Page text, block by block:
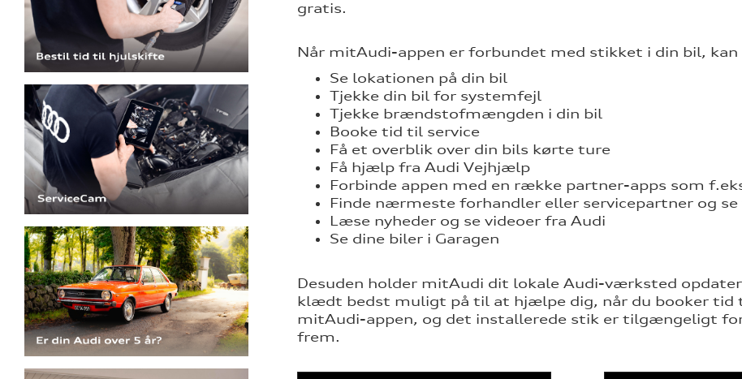
gratis.
Når mitAudi-appen er forbundet med stikket i din bil, kan
Se lokationen på din bil
Tjekke din bil for systemfejl
Tjekke brændstofmængden i din bil
Booke tid til service
Få et overblik over din bils kørte ture
Få hjælp fra Audi Vejhjælp
Forbinde appen med en række partner-apps som
Finde nærmeste forhandler eller servicepartner og
Læse nyheder og se videoer fra Audi
Se dine biler i Garagen
Desuden holder mitAudi dit lokale Audi-værksted
klædt bedst muligt på til at hjælpe dig, når du booker tid
mitAudi-appen, og det installerede stik er tilgængeligt
frem.